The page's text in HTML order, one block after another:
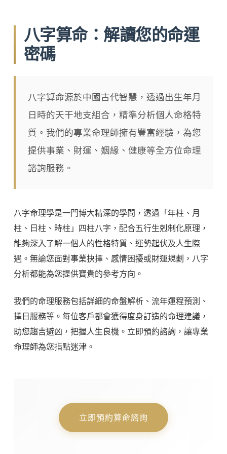
八字算命：解讀您的命運
密碼
八字算命源於中國古代智慧，透過出生年月
日時的天干地支組合，精準分析個人命格特
質。我們的專業命理師擁有豐富經驗，為您
提供事業、財運、姻緣、健康等全方位命理
諮詢服務。
八字命理學是一門博大精深的學問，透過「年柱、月
柱、日柱、時柱」四柱八字，配合五行生剋制化原理，
能夠深入了解一個人的性格特質、運勢起伏及人生際
遇。無論您面對事業抉擇、感情困擾或財運規劃，八字
分析都能為您提供寶貴的參考方向。
我們的命理服務包括詳細的命盤解析、流年運程預測、
擇日服務等。每位客戶都會獲得度身訂造的命理建議，
助您趨吉避凶，把握人生良機。立即預約諮詢，讓專業
命理師為您指點迷津。
立即預約算命諮詢